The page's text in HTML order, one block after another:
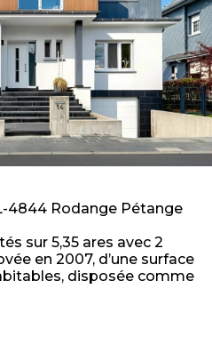
4844 Rodange Pétange
sur 5,35 ares avec 2
en 2007, d’une surface
disposée comme